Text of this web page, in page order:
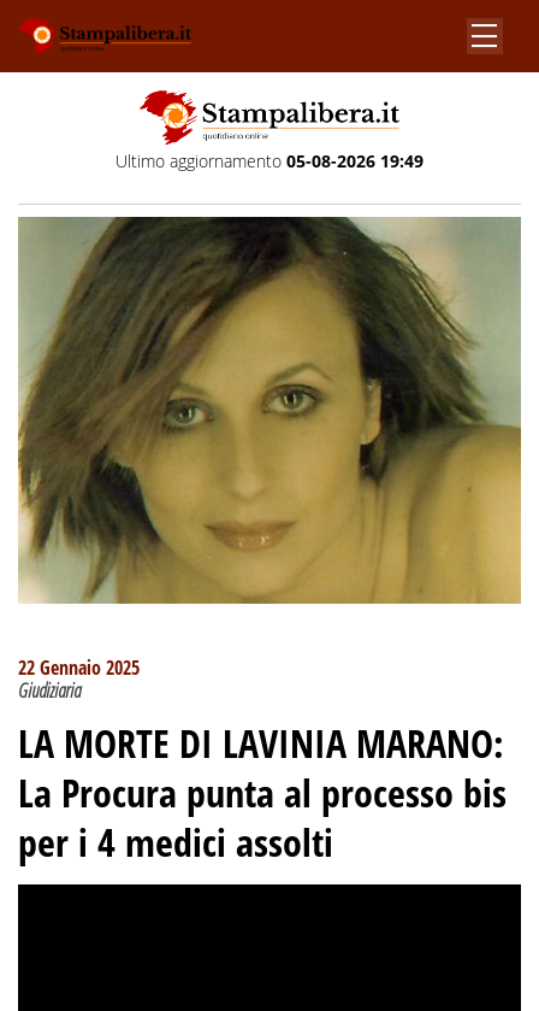
Ultimo aggiornamento 05-08-2026 19:49
22 Gennaio 2025
Giudiziaria
LA MORTE DI LAVINIA MARANO:
La Procura punta al processo bis
per i 4 medici assolti